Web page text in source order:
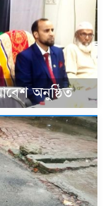
অনুষ্ঠিত